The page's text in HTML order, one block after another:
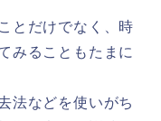
とだけでなく、時
みることもたまに
法などを使いがち